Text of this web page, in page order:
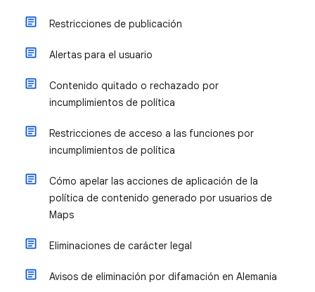
Restricciones de publicación
Alertas para el usuario
Contenido quitado o rechazado por
incumplimientos de política
Restricciones de acceso a las funciones por
incumplimientos de política
Cómo apelar las acciones de aplicación de la
política de contenido generado por usuarios de
Maps
Eliminaciones de carácter legal
Avisos de eliminación por difamación en Alemania